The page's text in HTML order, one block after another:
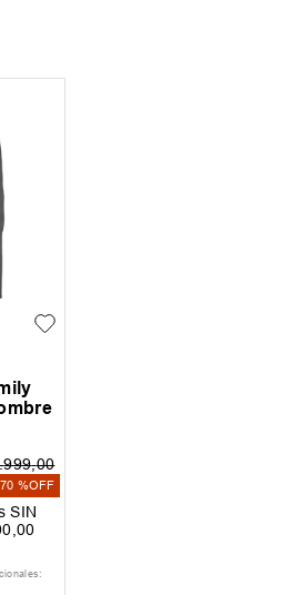
.999,00
70 %OFF
SIN
,00